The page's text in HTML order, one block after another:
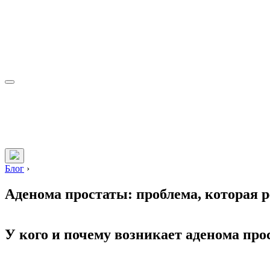
Блог ›
Аденома простаты: проблема, которая
У кого и почему возникает аденома